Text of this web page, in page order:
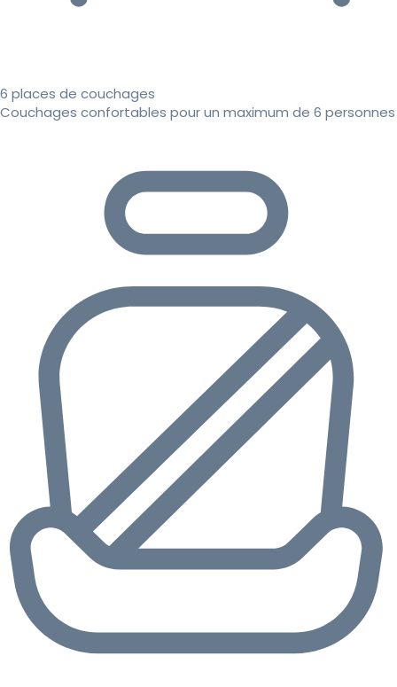
6 places de couchages
Couchages confortables pour un maximum de 6 personnes